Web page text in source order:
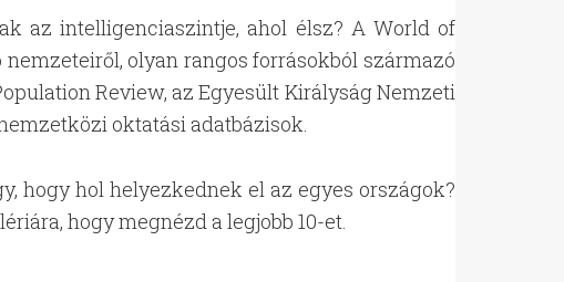
az intelligenciaszintje, ahol élsz? A World of
olyan rangos forrásokból származó
Review, az Egyesült Királyság Nemzeti
oktatási adatbázisok.
hogy hol helyezkednek el az egyes országok?
hogy megnézd a legjobb 10-et.